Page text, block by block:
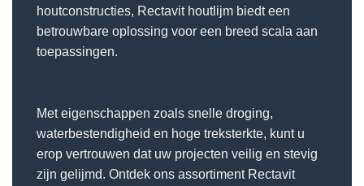
houtconstructies, Rectavit houtlijm biedt een
betrouwbare oplossing voor een breed scala aan
toepassingen.
Met eigenschappen zoals snelle droging,
waterbestendigheid en hoge treksterkte, kunt u
erop vertrouwen dat uw projecten veilig en stevig
zijn gelijmd. Ontdek ons assortiment Rectavit